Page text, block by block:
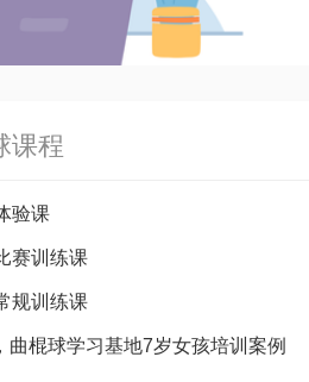
课程
验课
赛训练课
规训练课
曲棍球学习基地7岁女孩培训案例